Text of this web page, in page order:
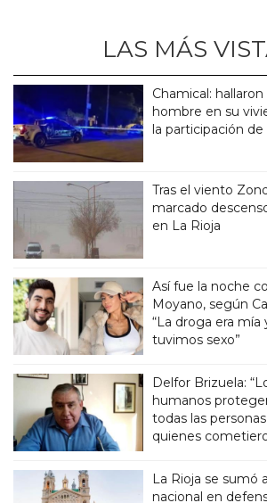
LAS MÁS
Chamical:
hombre en su
la participación
Tras el viento
marcado
en La Rioja
Así fue la noche
Moyano, según
“La droga era mía
tuvimos sexo”
Delfor Brizuela:
humanos
todas las
quienes
La Rioja se sumó
nacional en